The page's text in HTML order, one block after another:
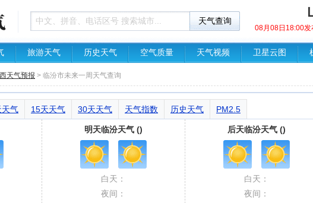
08月08日18:00发
旅游天气 历史天气 空气质量 天气视频 卫星云图
天气预报 > 临汾市未来一周天气查询
天气 15天天气 30天天气 天气指数 历史天气 PM2.5
明天临汾天气 ()
白天：
夜间：
后天临汾天气 ()
白天：
夜间：